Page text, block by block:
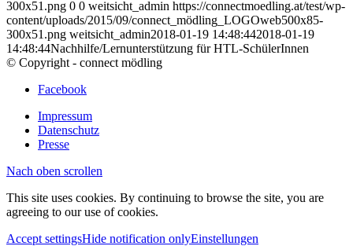
300x51.png 0 0 weitsicht_admin https://connectmoedling.at/test/wp-
content/uploads/2015/09/connect_mödling_LOGOweb500x85-
300x51.png weitsicht_admin2018-01-19 14:48:442018-01-19
14:48:44Nachhilfe/Lernunterstützung für HTL-SchülerInnen
© Copyright - connect mödling
Facebook
Impressum
Datenschutz
Presse
Nach oben scrollen
This site uses cookies. By continuing to browse the site, you are
agreeing to our use of cookies.
Accept settingsHide notification onlyEinstellungen